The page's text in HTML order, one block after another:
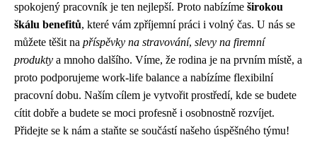
spokojený pracovník je ten nejlepší. Proto nabízíme širokou
škálu benefitů, které vám zpříjemní práci i volný čas. U nás se
můžete těšit na příspěvky na stravování, slevy na firemní
produkty a mnoho dalšího. Víme, že rodina je na prvním místě, a
proto podporujeme work-life balance a nabízíme flexibilní
pracovní dobu. Naším cílem je vytvořit prostředí, kde se budete
cítit dobře a budete se moci profesně i osobnostně rozvíjet.
Přidejte se k nám a staňte se součástí našeho úspěšného týmu!